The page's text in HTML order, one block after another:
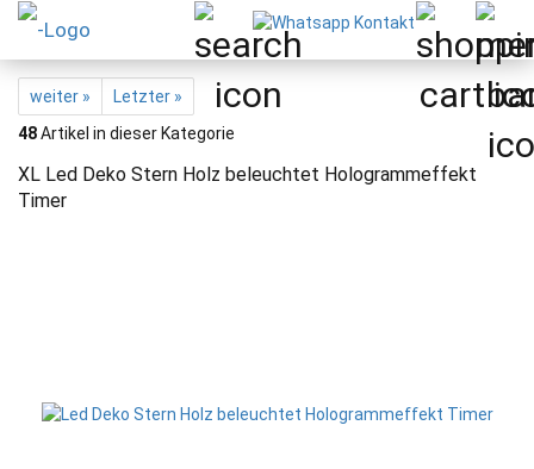
weiter »
Letzter »
48Artikel in dieser Kategorie
XL Led Deko Stern Holz beleuchtet Hologrammeffekt
Timer